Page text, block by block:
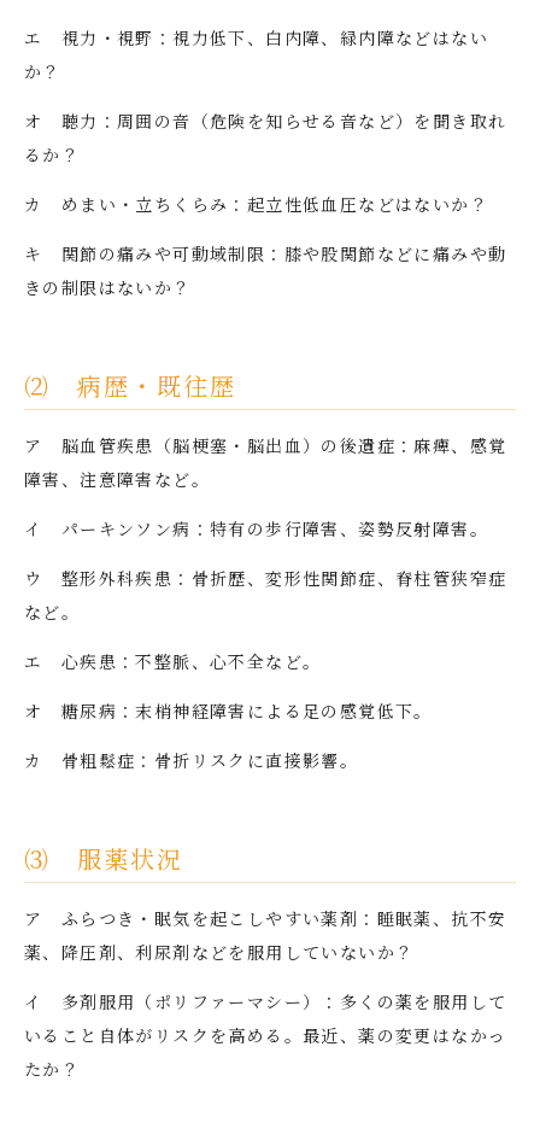
エ 視力・視野：視力低下、白内障、緑内障などはない
か？
オ 聴力：周囲の音（危険を知らせる音など）を聞き取れ
るか？
カ めまい・立ちくらみ：起立性低血圧などはないか？
キ 関節の痛みや可動域制限：膝や股関節などに痛みや動
きの制限はないか？
⑵ 病歴・既往歴
ア 脳血管疾患（脳梗塞・脳出血）の後遺症：麻痺、感覚
障害、注意障害など。
イ パーキンソン病：特有の歩行障害、姿勢反射障害。
ウ 整形外科疾患：骨折歴、変形性関節症、脊柱管狭窄症
など。
エ 心疾患：不整脈、心不全など。
オ 糖尿病：末梢神経障害による足の感覚低下。
カ 骨粗鬆症：骨折リスクに直接影響。
⑶ 服薬状況
ア ふらつき・眠気を起こしやすい薬剤：睡眠薬、抗不安
薬、降圧剤、利尿剤などを服用していないか？
イ 多剤服用（ポリファーマシー）：多くの薬を服用して
いること自体がリスクを高める。最近、薬の変更はなかっ
たか？